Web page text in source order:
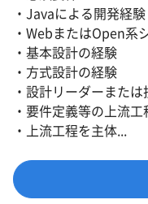
・Javaによる開発経験
・WebまたはOpen系
・基本設計の経験
・方式設計の経験
・設計リーダーまた
・要件定義等の上流工
・上流工程を主体...